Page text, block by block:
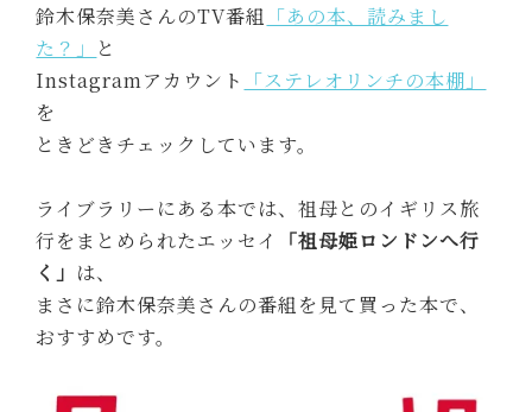
鈴木保奈美さんのTV番組 「あの本、読みまし
た？」
と
Instagramアカウント
「ステレオリンチの本棚」
を
ときどきチェックしています。
ライブラリーにある本では、祖母とのイギリス旅
行をまとめられたエッセイ
「祖母姫ロンドンへ行
く」 は、
まさに鈴木保奈美さんの番組を見て買った本で、
おすすめです。